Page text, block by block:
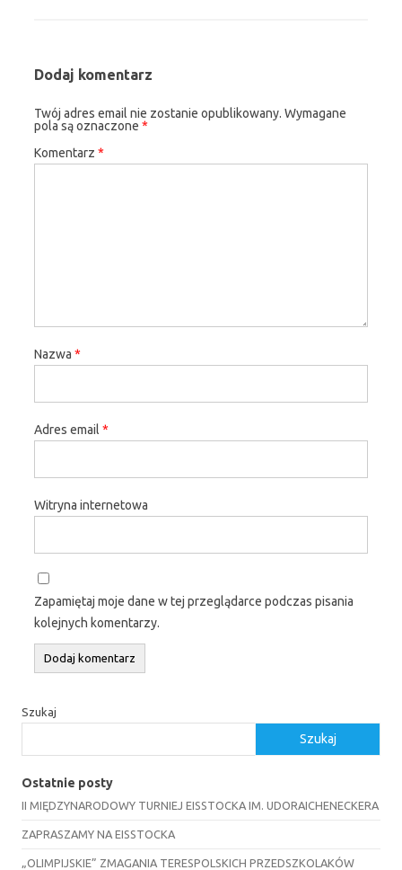
Dodaj komentarz
Twój adres email nie zostanie opublikowany. Wymagane
pola są oznaczone *
Komentarz *
Nazwa *
Adres email *
Witryna internetowa
Zapamiętaj moje dane w tej przeglądarce podczas pisania
kolejnych komentarzy.
Szukaj
Szukaj
Ostatnie posty
II MIĘDZYNARODOWY TURNIEJ EISSTOCKA IM. UDORAICHENECKERA
ZAPRASZAMY NA EISSTOCKA
„OLIMPIJSKIE” ZMAGANIA TERESPOLSKICH PRZEDSZKOLAKÓW